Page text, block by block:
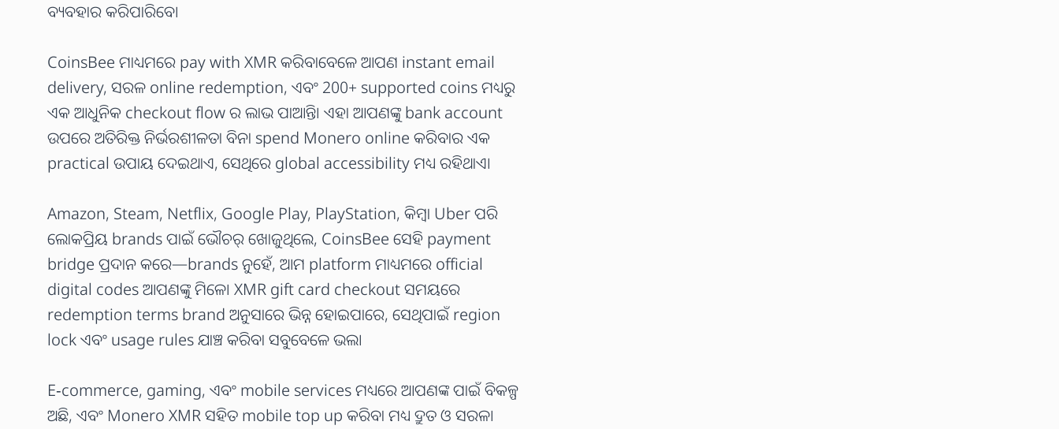
ବ୍ୟବହାର କରିପାରିବେ।
CoinsBee ମାଧ୍ୟମରେ pay with XMR କରିବାବେଳେ ଆପଣ instant email
delivery, ସରଳ online redemption, ଏବଂ 200+ supported coins ମଧ୍ୟରୁ
ଏକ ଆଧୁନିକ checkout flow ର ଲାଭ ପାଆନ୍ତି। ଏହା ଆପଣଙ୍କୁ bank account
ଉପରେ ଅତିରିକ୍ତ ନିର୍ଭରଶୀଳତା ବିନା spend Monero online କରିବାର ଏକ
practical ଉପାୟ ଦେଇଥାଏ, ସେଥିରେ global accessibility ମଧ୍ୟ ରହିଥାଏ।
Amazon, Steam, Netflix, Google Play, PlayStation, କିମ୍ବା Uber ପରି
ଲୋକପ୍ରିୟ brands ପାଇଁ ଭୌଚର୍ ଖୋଜୁଥିଲେ, CoinsBee ସେହି payment
bridge ପ୍ରଦାନ କରେ—brands ନୁହେଁ, ଆମ platform ମାଧ୍ୟମରେ official
digital codes ଆପଣଙ୍କୁ ମିଳେ। XMR gift card checkout ସମୟରେ
redemption terms brand ଅନୁସାରେ ଭିନ୍ନ ହୋଇପାରେ, ସେଥିପାଇଁ region
lock ଏବଂ usage rules ଯାଞ୍ଚ କରିବା ସବୁବେଳେ ଭଲ।
E-commerce, gaming, ଏବଂ mobile services ମଧ୍ୟରେ ଆପଣଙ୍କ ପାଇଁ ବିକଳ୍ପ
ଅଛି, ଏବଂ Monero XMR ସହିତ mobile top up କରିବା ମଧ୍ୟ ଦ୍ରୁତ ଓ ସରଳ।